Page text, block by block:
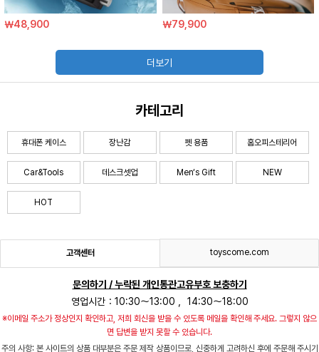
￦48,900 ￦79,900
더보기
카테고리
휴대폰 케이스 장난감 펫 용품 홈오피스테리어
Car&Tools 데스크셋업 Men‘s Gift NEW
HOT
고객센터 toyscome.com
문의하기 / 누락된 개인통관고유부호 보충하기
영업시간：10:30～13:00 ，14:30～18:00
※이메일 주소가 정상인지 확인하고, 저희 회신을 받을 수 있도록 메일을 확인해 주세요. 그렇지 않으
면 답변을 받지 못할 수 있습니다.
주의 사항: 본 사이트의 상품 대부분은 주문 제작 상품이므로, 신중하게 고려하신 후에 주문해 주시기